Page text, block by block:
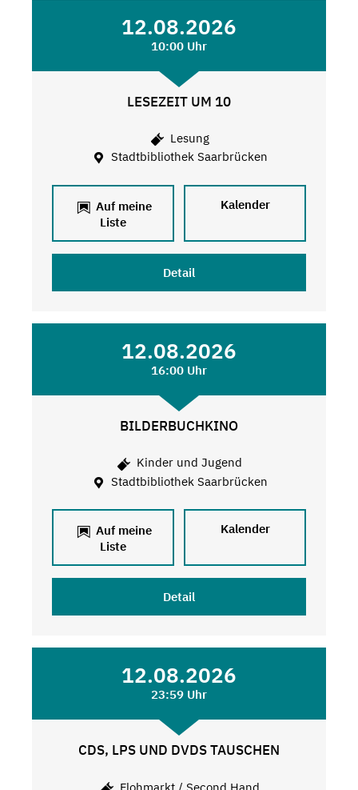
12.08.2026
10:00 Uhr
LESEZEIT UM 10
Lesung
Stadtbibliothek Saarbrücken
Auf meine
Liste
Kalender
Detail
12.08.2026
16:00 Uhr
BILDERBUCHKINO
Kinder und Jugend
Stadtbibliothek Saarbrücken
Auf meine
Liste
Kalender
Detail
12.08.2026
23:59 Uhr
CDS, LPS UND DVDS TAUSCHEN